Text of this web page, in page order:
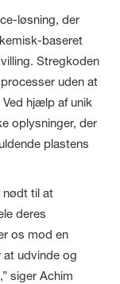
løsning, der
baseret
Stregkoden
uden at
hjælp af unik
oplysninger, der
plastens
nødt til at
deres
os mod en
udvinde og
siger Achim